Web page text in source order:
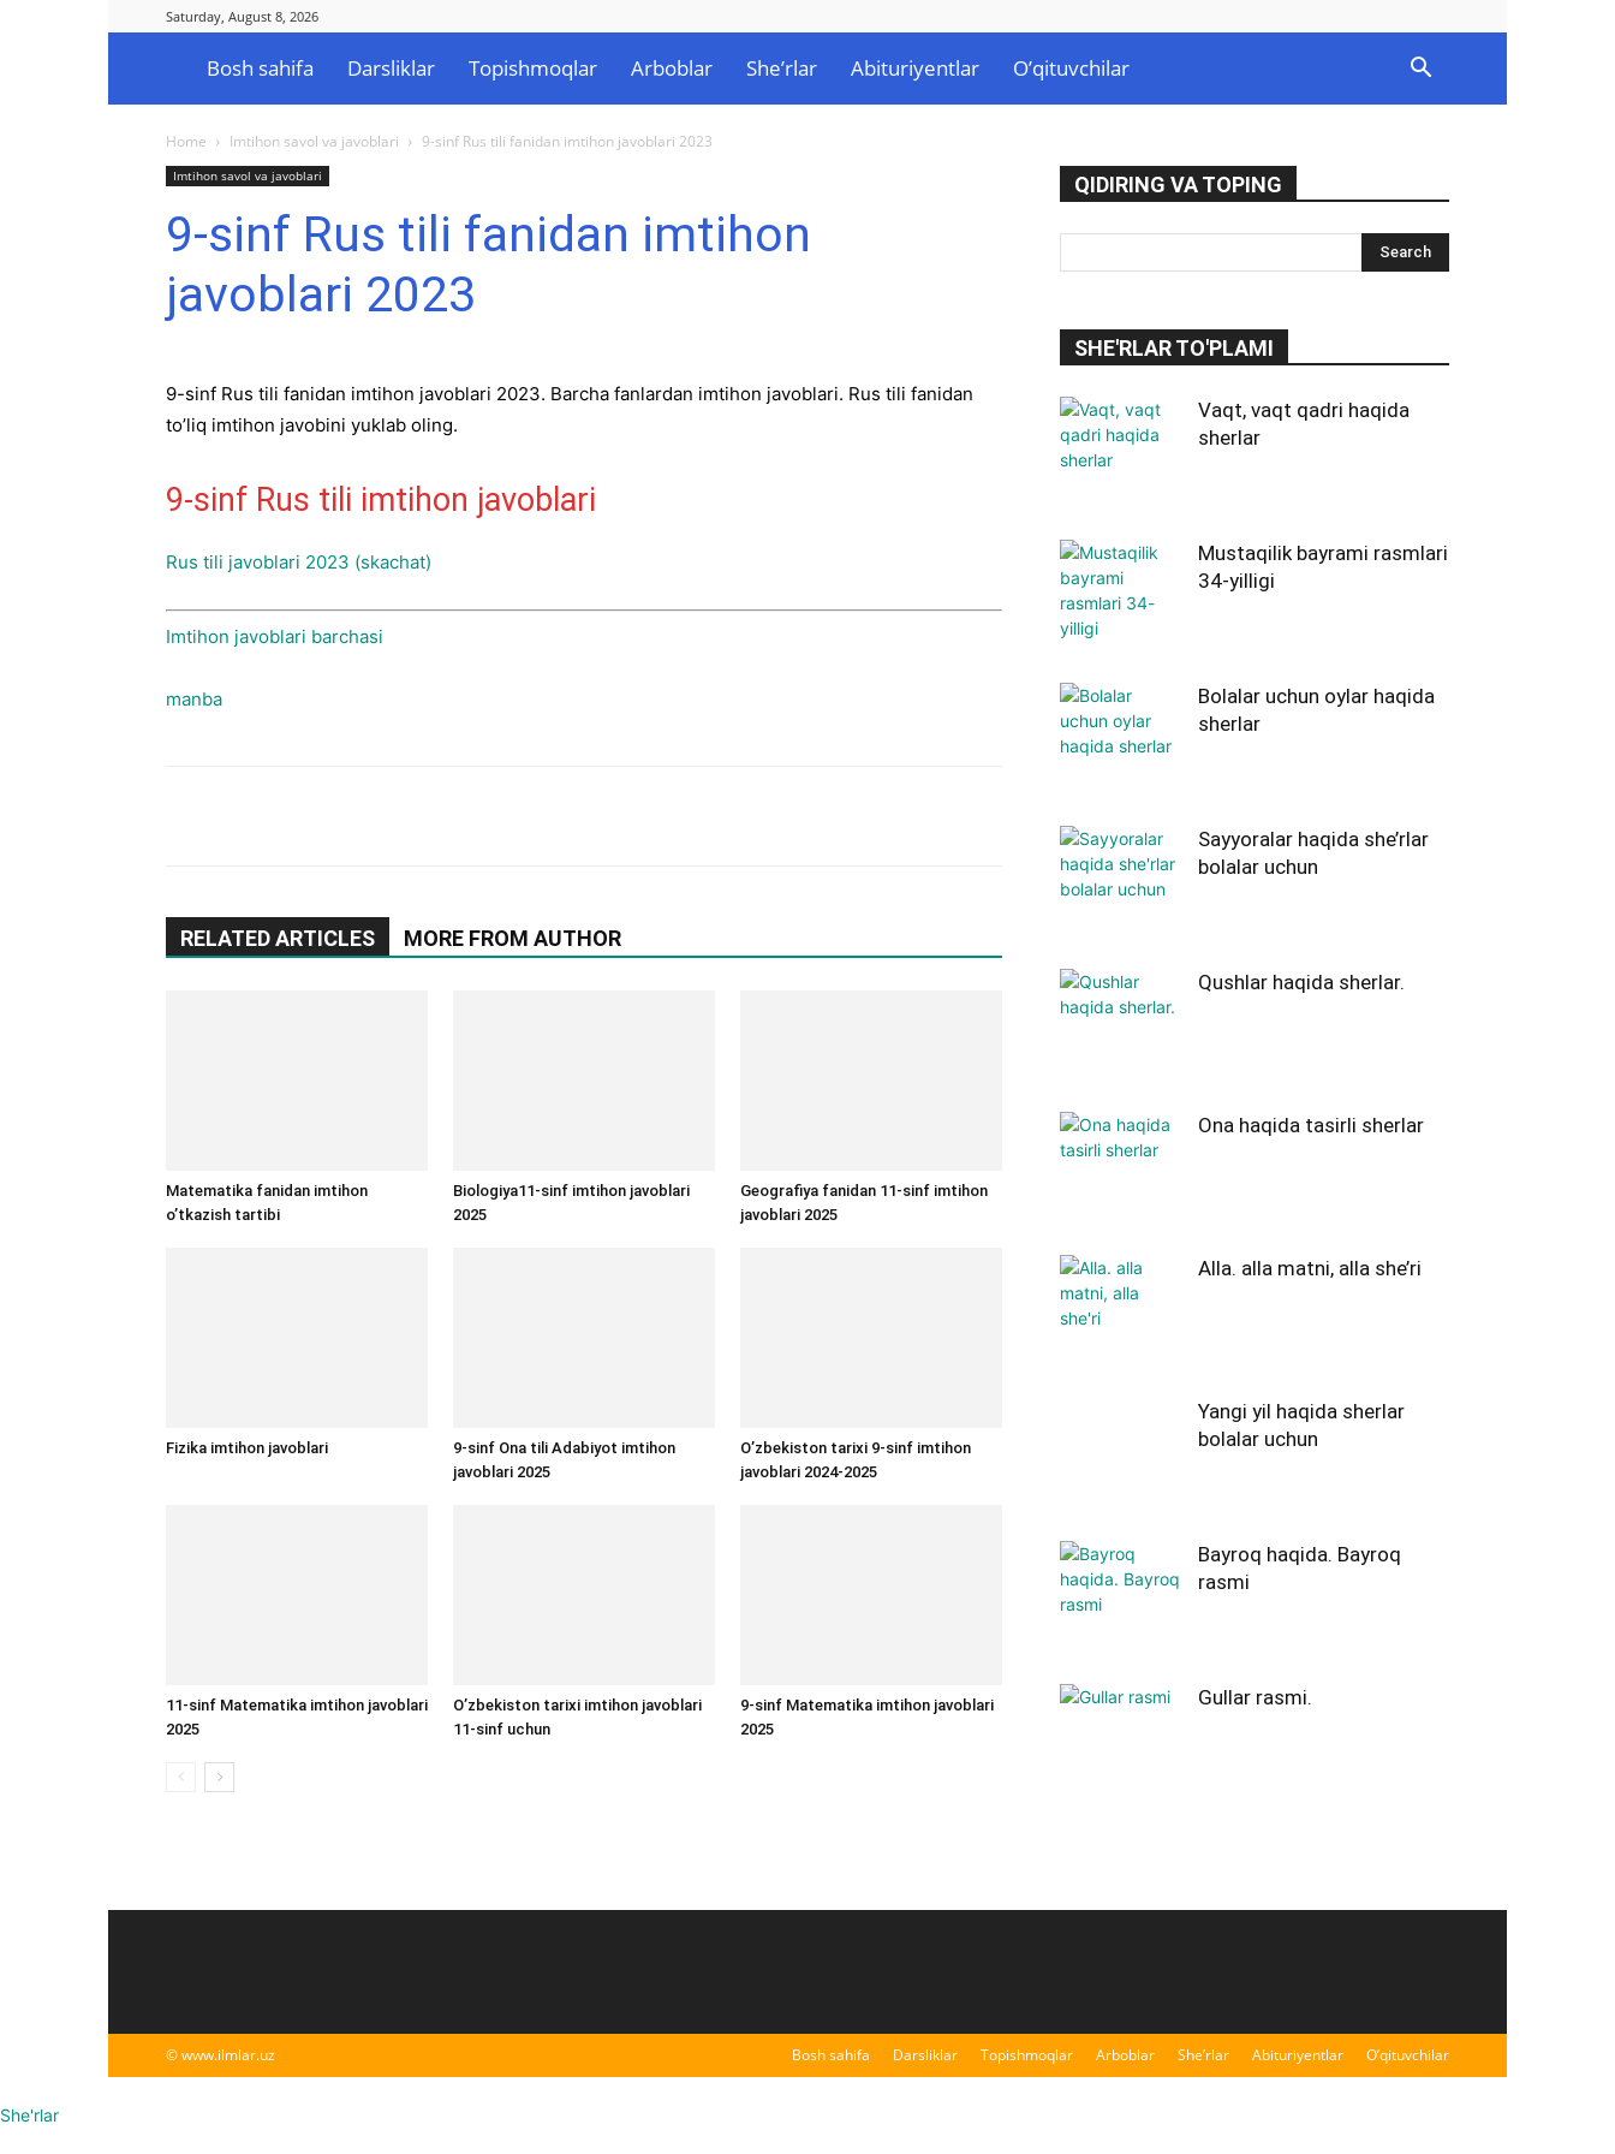
Saturday, August 8, 2026
Ilmlar.uz
Bosh sahifa Darsliklar Topishmoqlar Arboblar She’rlar Abituriyentlar O’qituvchilar
Home Imtihon savol va javoblari 9-sinf Rus tili fanidan imtihon javoblari 2023
Imtihon savol va javoblari
9-sinf Rus tili fanidan imtihon
javoblari 2023
9-sinf Rus tili fanidan imtihon javoblari 2023. Barcha fanlardan imtihon javoblari. Rus tili fanidan
to’liq imtihon javobini yuklab oling.
9-sinf Rus tili imtihon javoblari
Rus tili javoblari 2023 (skachat)
Imtihon javoblari barchasi
manba
RELATED ARTICLES MORE FROM AUTHOR
Matematika fanidan imtihon
o’tkazish tartibi
Biologiya11-sinf imtihon javoblari
2025
Geografiya fanidan 11-sinf imtihon
javoblari 2025
Fizika imtihon javoblari
9-sinf Ona tili Adabiyot imtihon
javoblari 2025
O’zbekiston tarixi 9-sinf imtihon
javoblari 2024-2025
11-sinf Matematika imtihon javoblari
2025
O’zbekiston tarixi imtihon javoblari
11-sinf uchun
9-sinf Matematika imtihon javoblari
2025
QIDIRING VA TOPING
SHE'RLAR TO'PLAMI
Vaqt, vaqt qadri haqida
sherlar
Mustaqilik bayrami rasmlari
34-yilligi
Bolalar uchun oylar haqida
sherlar
Sayyoralar haqida she’rlar
bolalar uchun
Qushlar haqida sherlar.
Ona haqida tasirli sherlar
Alla. alla matni, alla she’ri
Yangi yil haqida sherlar
bolalar uchun
Bayroq haqida. Bayroq
rasmi
Gullar rasmi.
Bosh sahifa Darsliklar Topishmoqlar Arboblar She’rlar Abituriyentlar O’qituvchilar
© www.ilmlar.uz
She'rlar